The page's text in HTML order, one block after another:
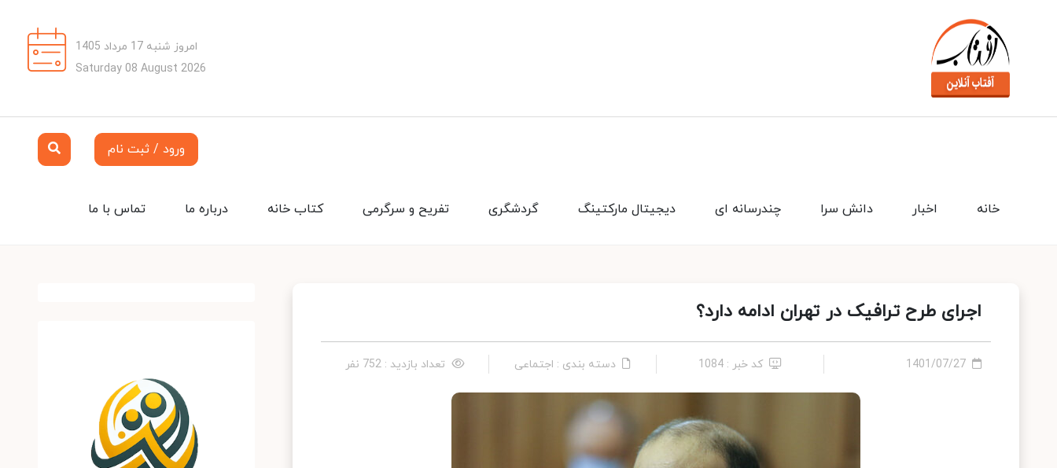
امروز شنبه 17 مرداد 1405
Saturday 08 August 2026
ورود / ثبت نام
تماس با ما درباره ما کتاب خانه تفریح و سرگرمی گردشگری دیجیتال مارکتینگ چندرسانه ای دانش سرا اخبار خانه
اجرای طرح ترافیک در تهران ادامه دارد؟
1401/07/27 کد خبر : 1084 دسته بندی : اجتماعی تعداد بازدید : 752 نفر